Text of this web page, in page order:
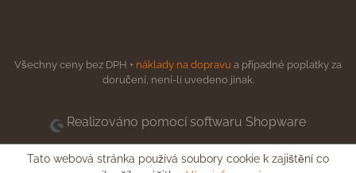
Všechny ceny bez DPH + náklady na dopravu a případné poplatky za
doručení, není-li uvedeno jinak.
Realizováno pomocí softwaru Shopware
Tato webová stránka používá soubory cookie k zajištění co